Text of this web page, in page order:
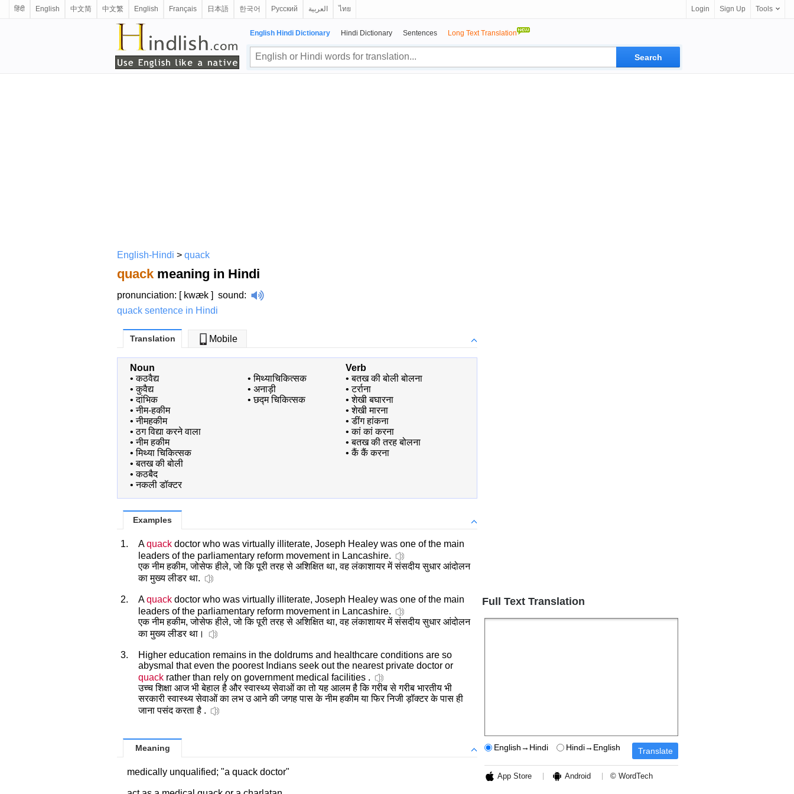
हिंदी English 中文简 中文繁 English Français 日本語 한국어 Русский العربية ไทย Login Sign Up Tools
English Hindi Dictionary Hindi Dictionary Sentences Long Text Translation
English-Hindi > quack
quack meaning in Hindi
pronunciation: [ kwæk ] sound:
quack sentence in Hindi
Translation Mobile
Noun
•कठवैद्य
•कुवैद्य
•दांभिक
•नीम-हकीम
•नीमहकीम
•ठग विद्या करने वाला
•नीम हकीम
•मिथ्या चिकित्सक
•बतख की बोली
•कठबैद
•नकली डॉक्टर
•मिथ्याचिकित्सक
• अनाड़ी
•छद्म चिकित्सक
Verb
•बतख की बोली बोलना
•टर्राना
•शेखी बघारना
•शेखी मारना
•डींग हांकना
•कां कां करना
•बतख की तरह बोलना
•कैं कैं करना
Examples
1. Aquack doctor who was virtually illiterate, Joseph Healey was one of the main
leaders of the parliamentary reform movement in Lancashire.
एक नीम हकीम, जोसेफ हीले, जो कि पूरी तरह से अशिक्षित था, वह लंकाशायर में संसदीय सुधार आंदोलन
का मुख्य लीडर था.
2. Aquack doctor who was virtually illiterate, Joseph Healey was one of the main
leaders of the parliamentary reform movement in Lancashire.
एक नीम हकीम, जोसेफ हीले, जो कि पूरी तरह से अशिक्षित था, वह लंकाशायर में संसदीय सुधार आंदोलन
का मुख्य लीडर था।
3.
Higher education remains in the doldrums and healthcare conditions are so
abysmal that even the poorest Indians seek out the nearest private doctor or
quack rather than rely on government medical facilities .
उच्च शिक्षा आज भी बेहाल है और स्वास्थ्य सेवाओं का तो यह आलम है कि गरीब से गरीब भारतीय भी
सरकारी स्वास्थ्य सेवाओं का लभ उ आने की जगह पास के नीम हकीम या फिर निजी ड़ॉक्टर के पास ही
जाना पसंद करता है .
Meaning
medically unqualified; "a quack doctor"
Full Text Translation
English→Hindi Hindi→English
App Store Android © WordTech